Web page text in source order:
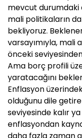
mevcut durumdaki
mali politikaların
bekliyoruz.
varsayımıyla, mali
önceki
Ama borç profili
yaratacağını
Enflasyon
olduğunu dile
seviyesinde kalır
enflasyondan